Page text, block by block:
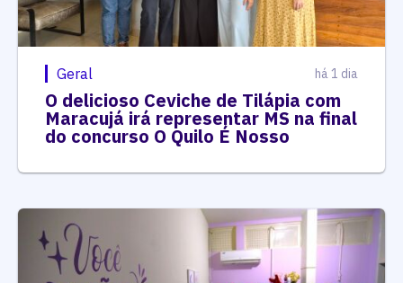
Geral há 1 dia
O delicioso Ceviche de Tilápia com
Maracujá irá representar MS na final
do concurso O Quilo É Nosso